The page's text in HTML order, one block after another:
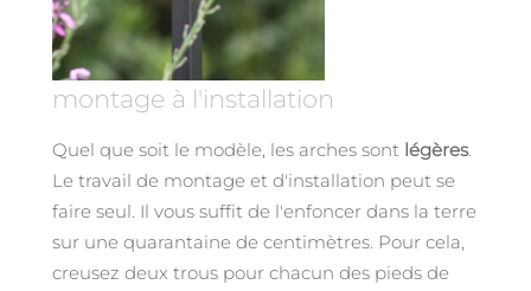
montage à l'installation
Quel que soit le modèle, les arches sont légères.
Le travail de montage et d'installation peut se
faire seul. Il vous suffit de l'enfoncer dans la terre
sur une quarantaine de centimètres. Pour cela,
creusez deux trous pour chacun des pieds de